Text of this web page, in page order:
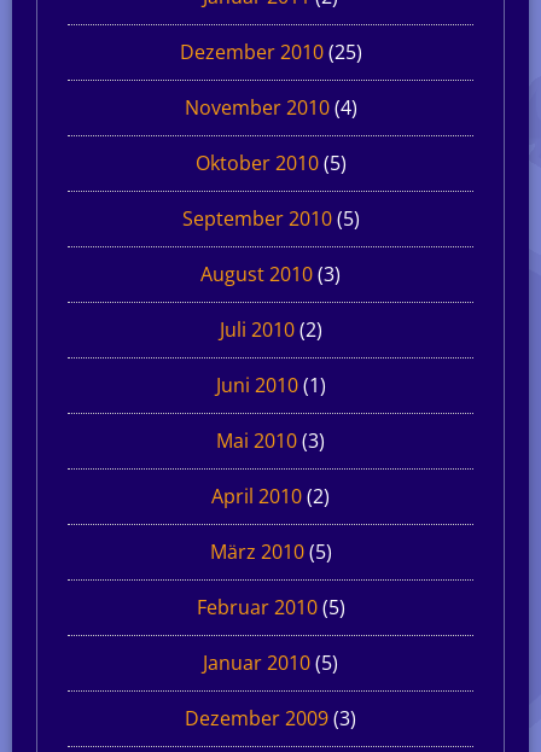
Dezember 2010(25)
November 2010(4)
Oktober 2010(5)
September 2010(5)
August 2010(3)
Juli 2010(2)
Juni 2010(1)
Mai 2010(3)
April 2010(2)
März 2010(5)
Februar 2010(5)
Januar 2010(5)
Dezember 2009(3)